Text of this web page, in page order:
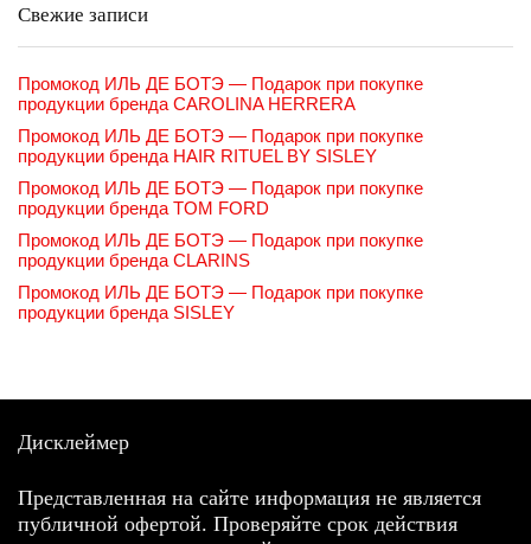
Свежие записи
Промокод ИЛЬ ДЕ БОТЭ — Подарок при покупке
продукции бренда CAROLINA HERRERA
Промокод ИЛЬ ДЕ БОТЭ — Подарок при покупке
продукции бренда HAIR RITUEL BY SISLEY
Промокод ИЛЬ ДЕ БОТЭ — Подарок при покупке
продукции бренда TOM FORD
Промокод ИЛЬ ДЕ БОТЭ — Подарок при покупке
продукции бренда CLARINS
Промокод ИЛЬ ДЕ БОТЭ — Подарок при покупке
продукции бренда SISLEY
Дисклеймер
Представленная на сайте информация не является
публичной офертой. Проверяйте срок действия